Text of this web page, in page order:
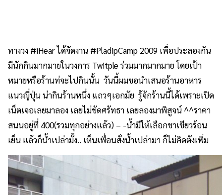
ทางวง #iHear ได้จัดงาน #PladipCamp 2009 เพื่อประลองกัน
มีนักกินมากมายในวงการ Twitple ร่วมมากมากมาย โดยเป้า
หมายหรือร้านท่จะไปกินนั้น วันนี้ผมขอนำเสนอร้านอาหาร
แนวญี่ปุ่น น่ากินร้านหนึ่ง แถวๆเอกมัย รู้จักร้านนี้ได้เพราะเปิด
เน็ตเจอเลยมาลอง เลยไม่ขัดศรัทธา เลยลองมาพิสูจน์ ^^ราคา
สนนอยู่ที่ 400(รวมทุกอย่างแล้ว) – -น้ำมีให้เลือกชาเขียวร้อน
เย็น แล้วก็น้ำเปล่ามั้ง.. เห็นเพื่อนสั่งน้ำเปล่ามา ก็ไม่คิดตังเพิ่ม